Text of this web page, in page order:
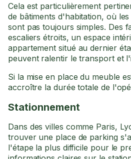
Cela est particulièrement
de bâtiments d'habitation, où
sont pas toujours simples. Des
escaliers étroits, un espace
appartement situé au dernier
peuvent ralentir le transport et
Si la mise en place du meuble
accroître la durée totale de
Stationnement
Dans des villes comme Paris,
trouver une place de parking
l'étape la plus difficile pour le